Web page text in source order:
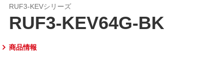
RUF3-KEVシリーズ
RUF3-KEV64G-BK
商品情報